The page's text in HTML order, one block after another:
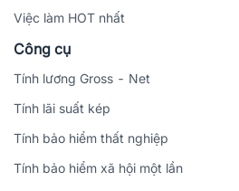
Việc làm HOT nhất
Công cụ
Tính lương Gross - Net
Tính lãi suất kép
Tính bảo hiểm thất nghiệp
Tính bảo hiểm xã hội một lần